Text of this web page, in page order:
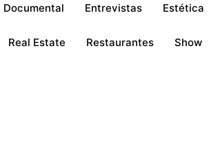
Documental Entrevistas Estética
Real Estate Restaurantes Show